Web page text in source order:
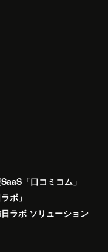
「口コミコム」
ボ」
ラボ ソリューション